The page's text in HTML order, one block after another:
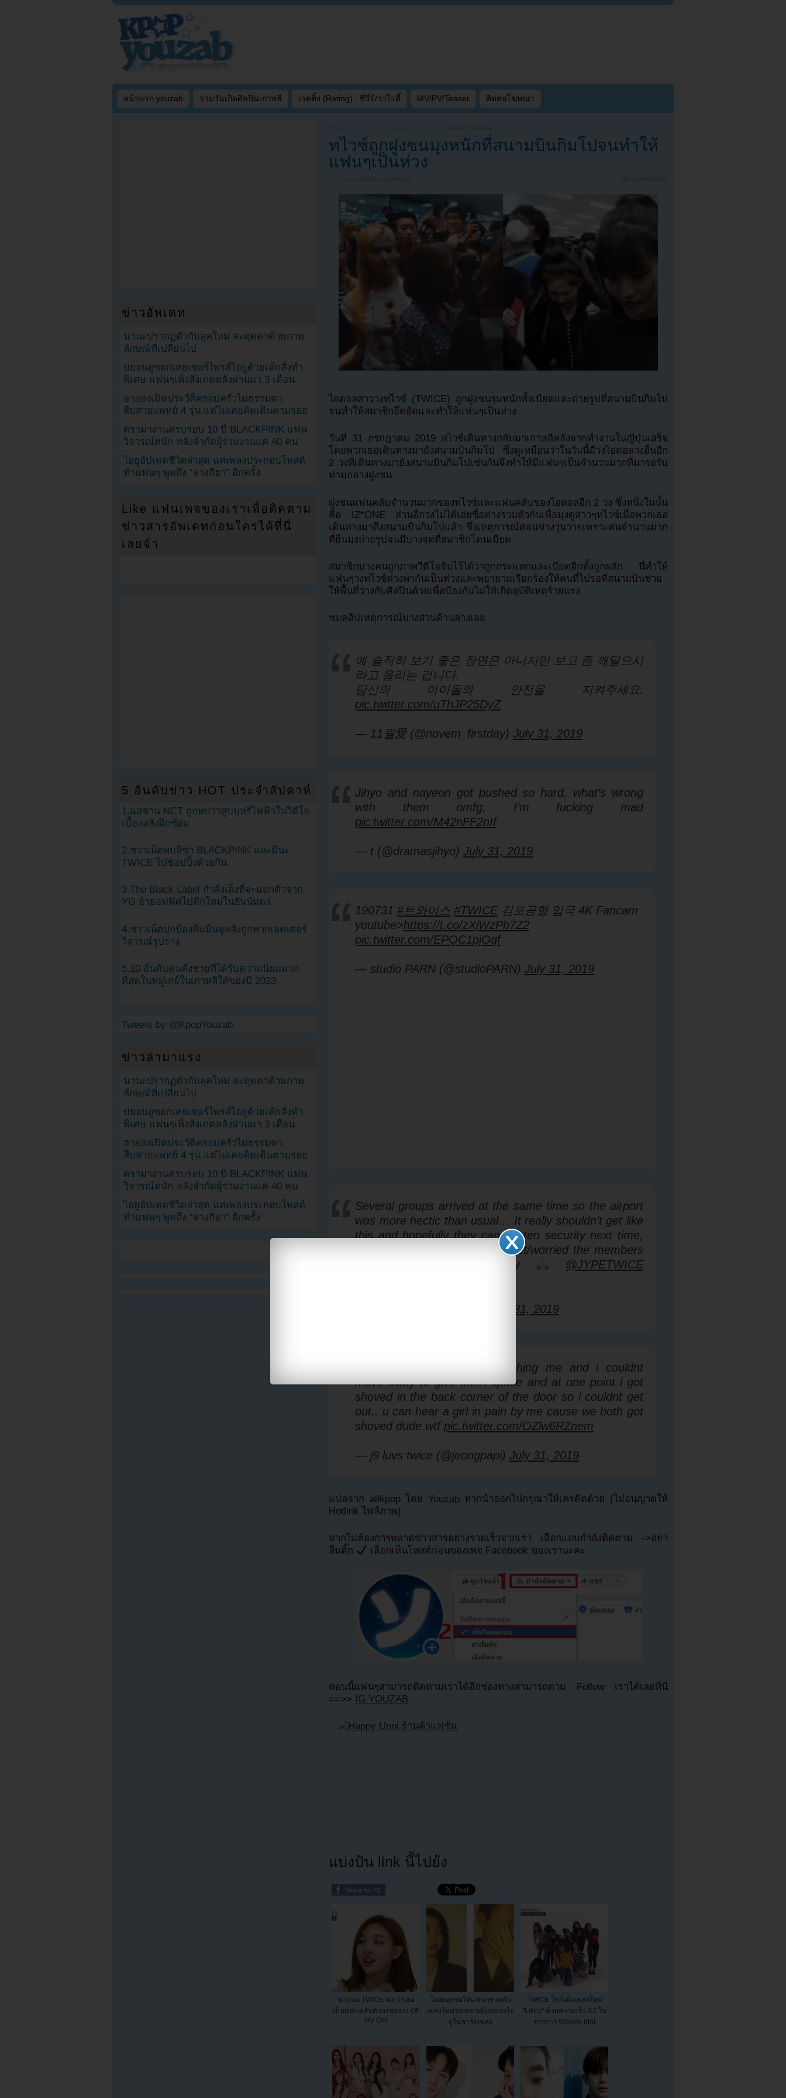
หน้าแรก youzab รวมวันเกิดศิลปินเกาหลี เรตติ้ง (Rating) : ซีรี่ย์/วาไรตี้ MV/PV/Teaser ติดต่อโฆษณา
KPOP YOUZAB
ทไวซ์ถูกฝูงชนมุงหนักที่สนามบินกิมโปจนทำให้
แฟนๆเป็นห่วง
UNCATEGORIZED NO COMMENTS
ไอดอลสาววงทไวซ์ (TWICE) ถูกฝูงชนรุมหนักทั้งเบียดและถ่ายรูปที่สนามบินกิมโป
จนทำให้สมาชิกอึดอัดและทำให้แฟนๆเป็นห่วง
วันที่ 31 กรกฎาคม 2019 ทไวซ์เดินทางกลับมาเกาหลีหลังจากทำงานในญี่ปุ่นเสร็จ
โดยพวกเธอเดินทางมายังสนามบินกิมโป ซึ่งดูเหมือนว่าในวันนี้มีวงไอดอลวงอื่นอีก
2 วงที่เดินทางมายังสนามบินกิมโปเช่นกันจึงทำให้มีแฟนๆเป็นจำนวนมากที่มารอรับ
ท่ามกลางฝูงชน
ฝูงชนแฟนคลับจำนวนมากของทไวซ์และแฟนคลับของไอดอลอีก 2 วง ซึ่งหนึ่งในนั้น
คือ IZ*ONE ส่วนอีกวงไม่ได้เอ่ยชื่อต่างรวมตัวกันเพื่อมุงดูสาวๆทไวซ์เมื่อพวกเธอ
เดินทางมาถึงสนามบินกิมโปแล้ว ซึ่งเหตุการณ์ค่อนข่างวุ่นวายเพราะคนจำนวนมาก
ที่ยืนมุงถ่ายรูปจนมีบางจุดที่สมาชิกโดนเบียด
สมาชิกบางคนถูกภาพวีดีโอจับไว้ได้ว่าถูกกระแทกและเบียดอีกทั้งถูกผลัก นี่ทำให้
แฟนๆวงทไวซ์ต่างพากันเป็นห่วงและพยายามเรียกร้องให้คนที่ไปรอที่สนามบินช่วย
ให้พื้นที่ว่างกับศิลปินด้วยเพื่อป้องกันไม่ให้เกิดอุบัติเหตุร้ายแรง
ชมคลิปเหตุการณ์บางส่วนด้านล่างเลย
예 솔직히 보기 좋은 장면은 아니지만 보고 좀 깨달으시
라고 올리는 겁니다.
당신의 아이돌의 안전을 지켜주세요.
pic.twitter.com/uThJP25DyZ
— 11월愛 (@novem_firstday) July 31, 2019
Jihyo and nayeon got pushed so hard, what’s wrong
with them omfg, I’m fucking mad
pic.twitter.com/M42nFF2nIf
— t (@dramasjihyo) July 31, 2019
190731 #트와이스 #TWICE 김포공항 입국 4K Fancam
youtube>https://t.co/zXjWzPb7Z2
pic.twitter.com/EPQC1pjOqf
— studio PARN (@studioPARN) July 31, 2019
Several groups arrived at the same time so the airport
was more hectic than usual… It really shouldn’t get like
this and hopefully they can tighten security next time,
especially because of how upset/worried the members
looked. Get home safely
@JYPETWICE
July 31, 2019
the guards were literally pushing me and i couldnt
move away to give them space and at one point i got
shoved in the back corner of the door so i couldnt get
out.. u can hear a girl in pain by me cause we both got
shoved dude wtf pic.twitter.com/OZlw6RZnem
— j9 luvs twice (@jeongpapi) July 31, 2019
แปลจาก allkpop โดย Youzabหากนำออกไปกรุณาให้เครดิตด้วย (ไม่อนุญาตให้
Hotlink ไฟล์ภาพ)
หากไม่ต้องการพลาดข่าวสารอย่างรวดเร็วจากเรา เลือกแถบกำลังติดตาม ->อย่า
ลืมติ๊ก
เลือกเห็นโพสต์ก่อนของเพจ Facebook ของเรานะคะ
ตอนนี้แฟนๆสามารถติดตามเราได้อีกช่องทางสามารถตาม Follow เราได้เลยที่นี่
==>> IG YOUZAB
แบ่งปัน link นี้ไปยัง
นายอน TWICE เผยว่าเธอ
เป็นแฟนคลับตัวยงของวง Oh
My Girl
โอฮยอกขอให้แฟนๆช่วยดัน
เพลงใหม่ของเขาเบียดแซงไอ
ยูในชาร์ตเพลง
TWICE โชว์เต้นเพลงใหม่
"Likey" ด้วยความเร็ว X2 ใน
รายการ Weekly Idol
ข่าวอัพเดท
นานะปรากฏตัวกับลุคใหม่ สะดุดตาด้วยภาพ
ลักษณ์ที่เปลี่ยนไป
บยอนอูซอกเคยเซอร์ไพรส์ไอยูด้วยเค้กสั่งทำ
พิเศษ แฟนๆเพิ่งสังเกตหลังผ่านมา 3 เดือน
ฮายองเปิดประวัติครอบครัวไม่ธรรมดา
สืบสายแพทย์ 4 รุ่น แต่ไม่เคยคิดเดินตามรอย
ดราม่างานครบรอบ 10 ปี BLACKPINK แฟน
วิจารณ์หนัก หลังจำกัดผู้ร่วมงานแค่ 40 คน
ไอยูอัปเดตชีวิตล่าสุด แต่เพลงประกอบโพสต์
ทำแฟนๆ พูดถึง “จางกีฮา” อีกครั้ง
Like แฟนเพจของเราเพื่อติดตาม
ข่าวสารอัพเดทก่อนใครได้ที่นี่
เลยจ้า
5 อันดับข่าว HOT ประจำสัปดาห์
1.แฮชาน NCT ถูกพบว่าสูบบุหรี่ไฟฟ้าในวิดีโอ
เบื้องหลังฝึกซ้อม
2.ชาวเน็ตพบลิซ่า BLACKPINK และมินะ
TWICE ไปช้อปปิ้งด้วยกัน
3.The Black Label กำลังเล็งที่จะแยกตัวจาก
YG ย้ายอฟฟิศไปตึกใหม่ในฮันนัมดง
4.ชาวเน็ตปกป้องคิมมินจูหลังถูกพวกเฮดเตอร์
วิจารณ์รูปร่าง
5.10 อันดับคนดังชายที่ได้รับความนิยมมาก
ที่สุดในหมู่เกย์ในเกาหลีใต้ของปี 2023
Tweets by @KpopYouzab
ข่าวล่ามาแรง
นานะปรากฏตัวกับลุคใหม่ สะดุดตาด้วยภาพ
ลักษณ์ที่เปลี่ยนไป
บยอนอูซอกเคยเซอร์ไพรส์ไอยูด้วยเค้กสั่งทำ
พิเศษ แฟนๆเพิ่งสังเกตหลังผ่านมา 3 เดือน
ฮายองเปิดประวัติครอบครัวไม่ธรรมดา
สืบสายแพทย์ 4 รุ่น แต่ไม่เคยคิดเดินตามรอย
ดราม่างานครบรอบ 10 ปี BLACKPINK แฟน
วิจารณ์หนัก หลังจำกัดผู้ร่วมงานแค่ 40 คน
ไอยูอัปเดตชีวิตล่าสุด แต่เพลงประกอบโพสต์
ทำแฟนๆ พูดถึง “จางกีฮา” อีกครั้ง